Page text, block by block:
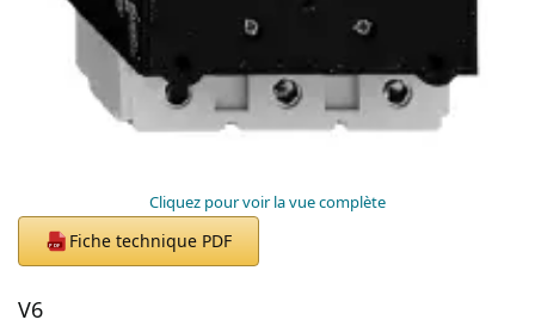
Cliquez pour voir la vue complète
PDF Fiche technique PDF
V6